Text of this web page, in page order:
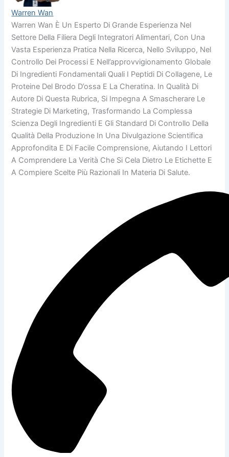
Warren Wan
Warren Wan È Un Esperto Di Grande Esperienza Nel
Settore Della Filiera Degli Integratori Alimentari, Con Una
Vasta Esperienza Pratica Nella Ricerca, Nello Sviluppo, Nel
Controllo Dei Processi E Nell’approvvigionamento Globale
Di Ingredienti Fondamentali Quali I Peptidi Di Collagene, Le
Proteine Del Brodo D’ossa E La Cheratina. In Qualità Di
Autore Di Questa Rubrica, Si Impegna A Smascherare Le
Strategie Di Marketing, Trasformando La Complessa
Scienza Degli Ingredienti E Gli Standard Di Controllo Della
Qualità Della Produzione In Una Divulgazione Scientifica
Approfondita E Di Facile Comprensione, Aiutando I Lettori
A Comprendere La Verità Che Si Cela Dietro Le Etichette E
A Compiere Scelte Più Razionali In Materia Di Salute.